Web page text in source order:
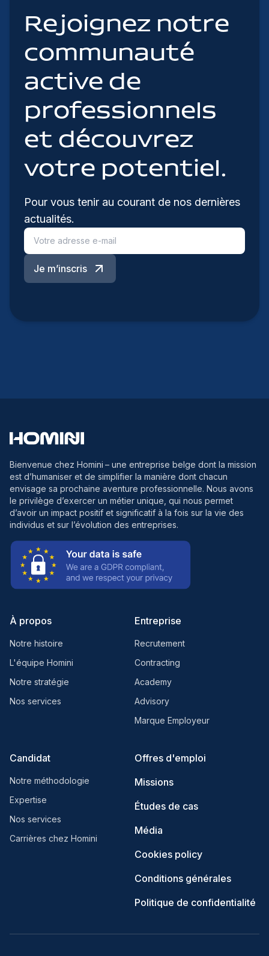
Rejoignez notre
communauté
active de
professionnels
et découvrez
votre potentiel.
Pour vous tenir au courant de nos dernières
actualités.
Je m’inscris
Bienvenue chez Homini – une entreprise belge dont la mission
est d’humaniser et de simplifier la manière dont chacun
envisage sa prochaine aventure professionnelle. Nous avons
le privilège d’exercer un métier unique, qui nous permet
d’avoir un impact positif et significatif à la fois sur la vie des
individus et sur l’évolution des entreprises.
À propos
Notre histoire
L'équipe Homini
Notre stratégie
Nos services
Entreprise
Recrutement
Contracting
Academy
Advisory
Marque Employeur
Candidat
Notre méthodologie
Expertise
Nos services
Carrières chez Homini
Offres d'emploi
Missions
Études de cas
Média
Cookies policy
Conditions générales
Politique de confidentialité